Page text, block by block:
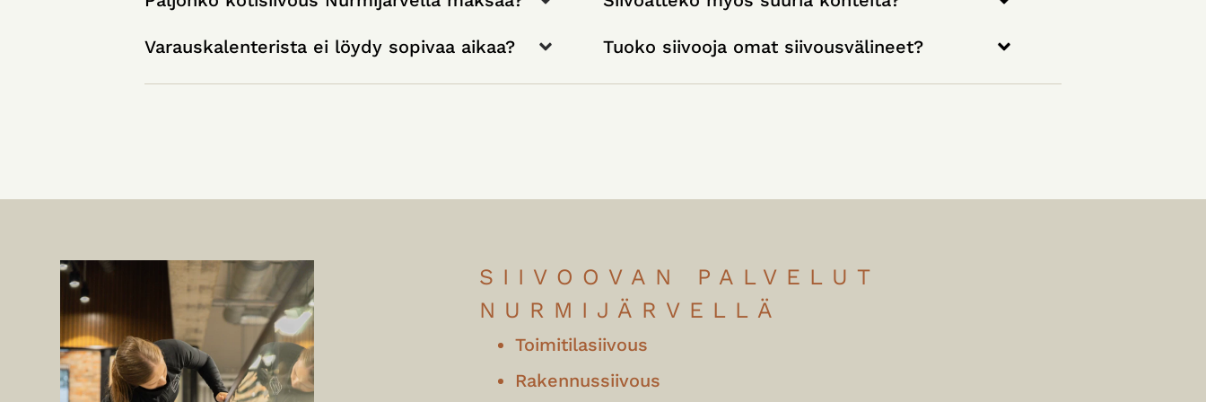
Varauskalenterista ei löydy sopivaa aikaa? Tuoko siivooja omat siivousvälineet?
SIIVOOVAN PALVELUT
NURMIJÄRVELLÄ
Toimitilasiivous
Rakennussiivous